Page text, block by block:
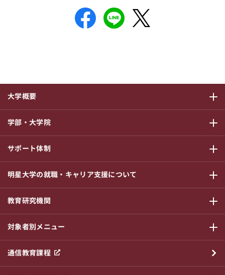
大学概要
サブメニ
学部・大学院
サブメニ
サポート体制
サブメニ
明星大学の就職・キャリア支援について
サブメニ
教育研究機関
サブメニ
対象者別メニュー
サブメニ
通信教育課程